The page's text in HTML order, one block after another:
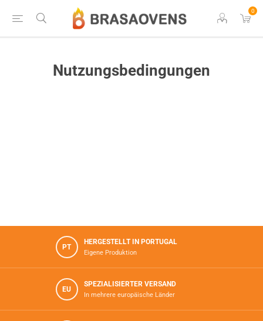
0
Nutzungsbedingungen
PT
HERGESTELLT IN PORTUGAL
Eigene Produktion
EU
SPEZIALISIERTER VERSAND
In mehrere europäische Länder